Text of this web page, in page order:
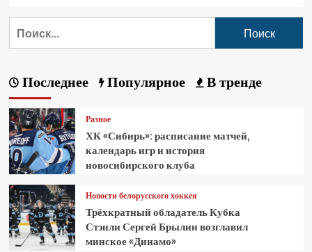
Последнее Популярное В тренде
Разное
ХК «Сибирь»: расписание матчей,
календарь игр и история
новосибирского клуба
Новости белорусского хоккея
Трёхкратный обладатель Кубка
Стэнли Сергей Брылин возглавил
минское «Динамо»